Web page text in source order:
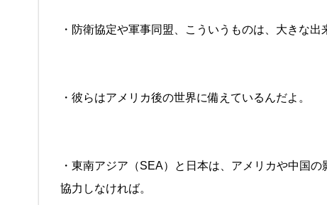
・防衛協定や軍事同盟、こういうものは、大きな
・彼らはアメリカ後の世界に備えているんだよ。
・東南アジア（SEA）と日本は、アメリカや中国
協力しなければ。